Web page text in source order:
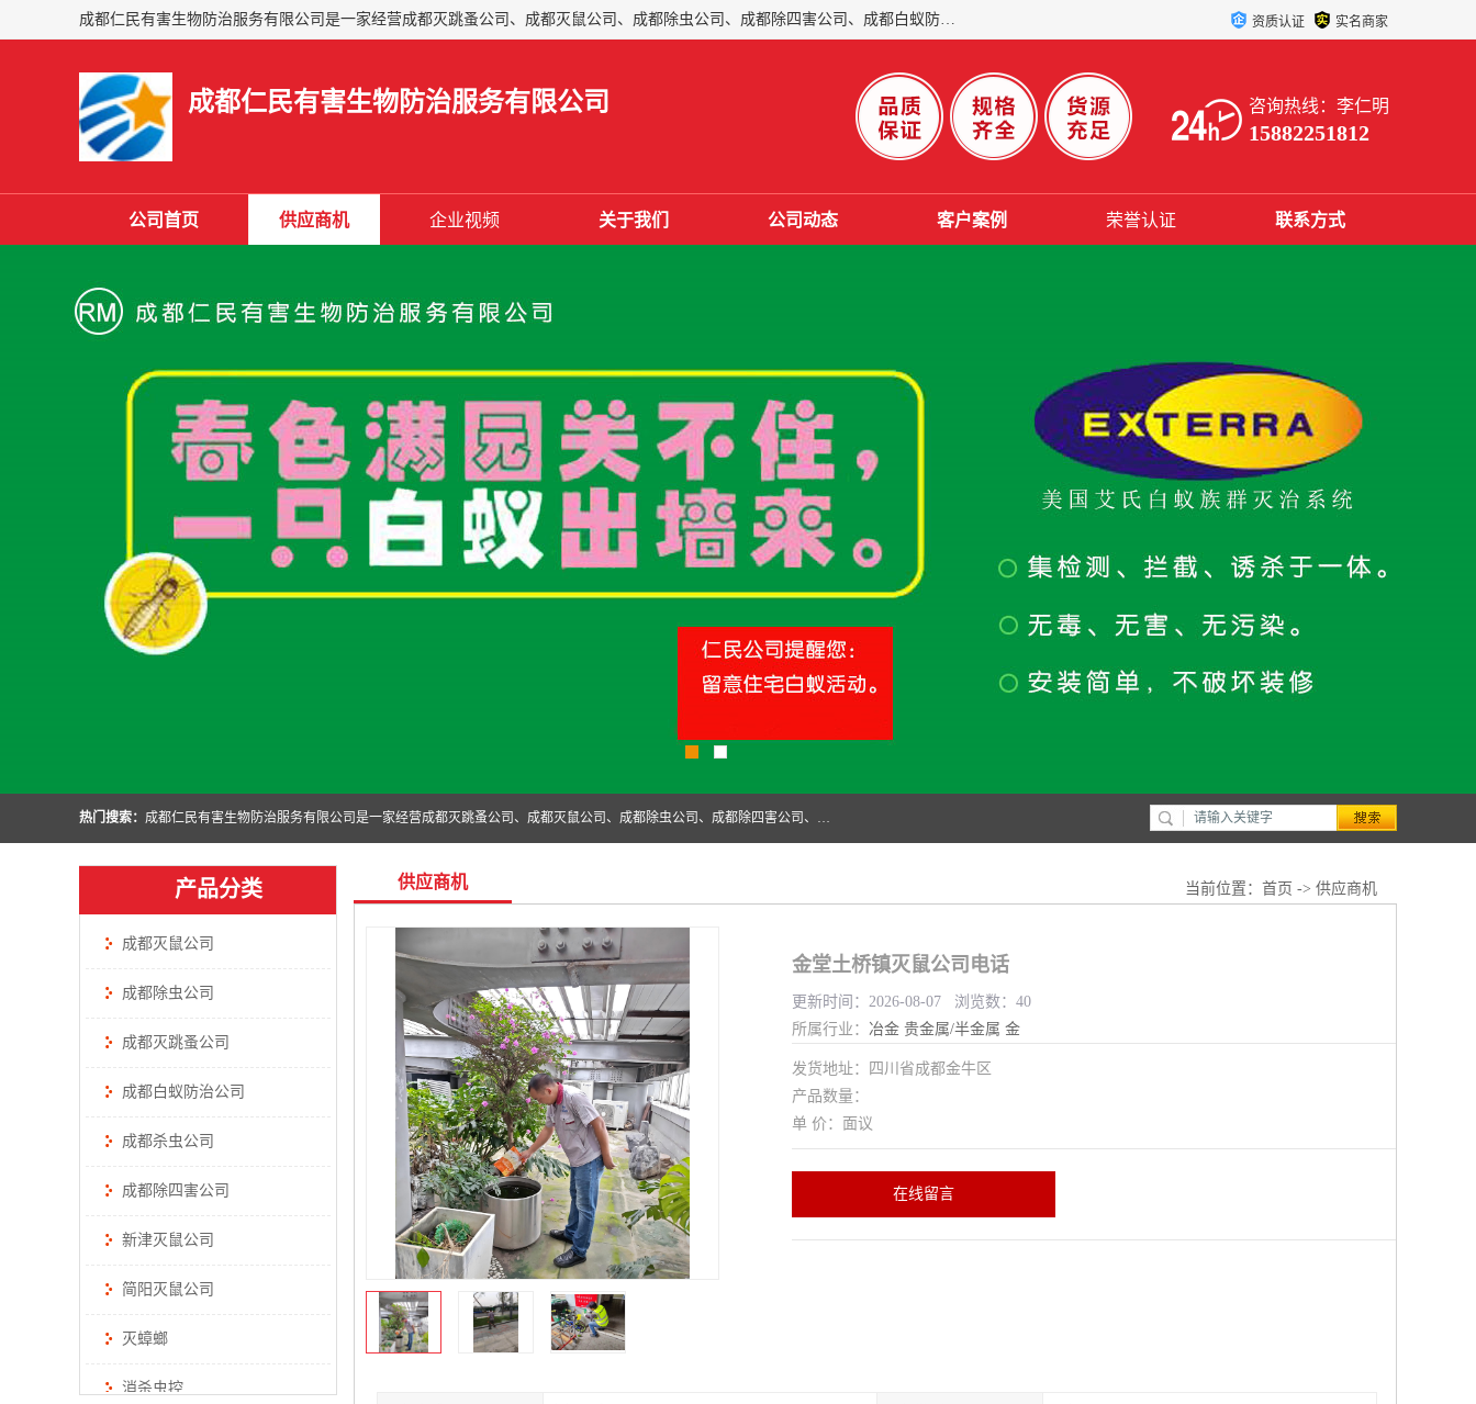
成都仁民有害生物防治服务有限公司是一家经营成都灭跳蚤公司、成都灭鼠公司、成都除虫公司、成都除四害公司、成都白蚁防治公司、成都杀虫公司等。业务覆盖：青白江、郫县、简阳、金堂、乐山、眉山、绵阳、彭州等区域。 由于我们的专业技术和服务态度得到了肯定、 目前公司已经与省内外的多个金 融企业、高端写字楼、星级酒 店、宾馆餐饮企业、学校、制造生产企业、物业小区建立了长期友好的合作关系。 资质认证 实名商家
成都仁民有害生物防治服务有限公司 咨询热线：李仁明
15882251812
公司首页 供应商机 企业视频 关于我们 公司动态 客户案例 荣誉认证 联系方式
热门搜索： 成都仁民有害生物防治服务有限公司是一家经营成都灭跳蚤公司、成都灭鼠公司、成都除虫公司、成都除四害公司、成都白蚁防治公司、成都杀虫公司等。业务覆盖：青白江、郫县、简阳、金堂、乐山、眉山、绵阳、彭州等区域。 由于我们的专业技术和服务态度得到了肯定、 目前公司已经与省内外的多个金 融企业、高端写字楼、星级酒 店、宾馆餐饮企业、学校、制造生产企业、物业小区建立了长期友好的合作关系。
产品分类
成都灭鼠公司
成都除虫公司
成都灭跳蚤公司
成都白蚁防治公司
成都杀虫公司
成都除四害公司
新津灭鼠公司
简阳灭鼠公司
灭蟑螂
消杀虫控
供应商机 当前位置： 首页 -> 供应商机
金堂土桥镇灭鼠公司电话
更新时间：2026-08-07 浏览数：40
所属行业： 冶金 贵金属/半金属 金
发货地址：四川省成都金牛区
产品数量：
单 价：面议
在线留言